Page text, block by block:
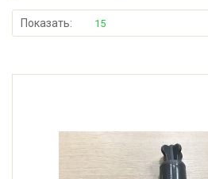
Показать: 15